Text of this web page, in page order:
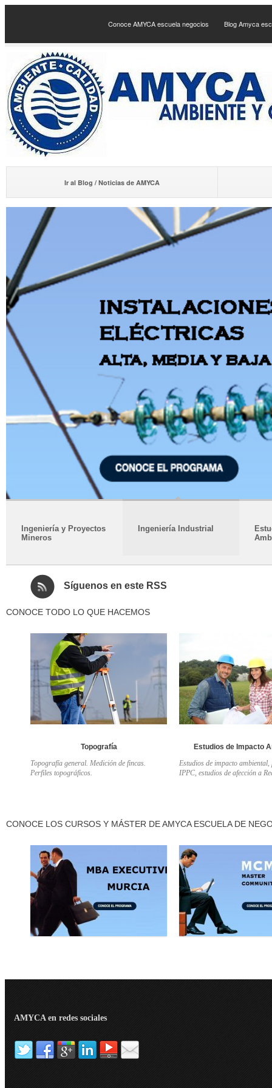
Conoce AMYCA escuela negocios Blog Amyca
Ir al Blog / Noticias de AMYCA
Ingeniería y Proyectos
Mineros
Ingeniería Industrial
Síguenos en este RSS
CONOCE TODO LO QUE HACEMOS
Topografía
Topografía general. Medición de fincas.
Perfiles topográficos.
Estudios de Impacto
Estudios de impacto ambiental,
IPPC, estudios de afección a
CONOCE LOS CURSOS Y MÁSTER DE AMYCA ESCUELA DE
AMYCA en redes sociales